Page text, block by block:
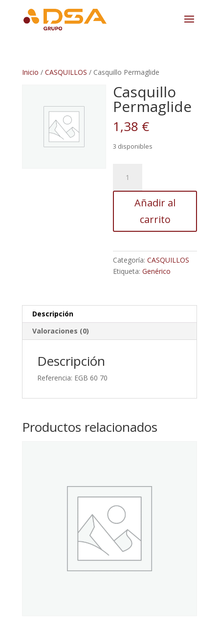
Inicio / CASQUILLOS / Casquillo Permaglide
Casquillo
Permaglide
1,38 €
3 disponibles
Permaglide
cantidad
Añadir al
carrito
Categoría:CASQUILLOS
Etiqueta:Genérico
Descripción
Valoraciones (0)
Descripción
Referencia: EGB 60 70
Productos relacionados